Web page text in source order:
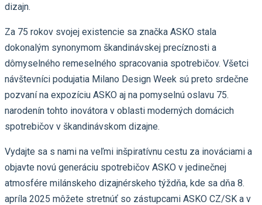
dizajn.
Za 75 rokov svojej existencie sa značka ASKO stala
dokonalým synonymom škandinávskej precíznosti a
dômyselného remeselného spracovania spotrebičov. Všetci
návštevníci podujatia Milano Design Week sú preto srdečne
pozvaní na expozíciu ASKO aj na pomyselnú oslavu 75.
narodenín tohto inovátora v oblasti moderných domácich
spotrebičov v škandinávskom dizajne.
Vydajte sa s nami na veľmi inšpiratívnu cestu za inováciami a
objavte novú generáciu spotrebičov ASKO v jedinečnej
atmosfére milánskeho dizajnérskeho týždňa, kde sa dňa 8.
apríla 2025 môžete stretnúť so zástupcami ASKO CZ/SK a v